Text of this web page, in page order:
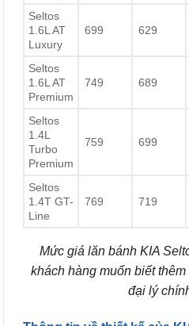
Seltos
1.6L AT
Luxury
699 629
Seltos
1.6L AT
Premium
749 689
Seltos
1.4L
Turbo
Premium
759 699
Seltos
1.4T GT-
Line
769 719
Mức giá lăn bánh KIA
khách hàng muốn biết
đại lý